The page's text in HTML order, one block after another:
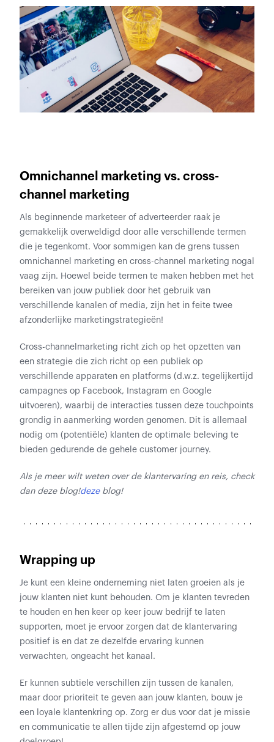
Omnichannel marketing vs. cross-
channel marketing
Als beginnende marketeer of adverteerder raak je
gemakkelijk overweldigd door alle verschillende termen
die je tegenkomt. Voor sommigen kan de grens tussen
omnichannel marketing en cross-channel marketing nogal
vaag zijn. Hoewel beide termen te maken hebben met het
bereiken van jouw publiek door het gebruik van
verschillende kanalen of media, zijn het in feite twee
afzonderlijke marketingstrategieën!
Cross-channelmarketing richt zich op het opzetten van
een strategie die zich richt op een publiek op
verschillende apparaten en platforms (d.w.z. tegelijkertijd
campagnes op Facebook, Instagram en Google
uitvoeren), waarbij de interacties tussen deze touchpoints
grondig in aanmerking worden genomen. Dit is allemaal
nodig om (potentiële) klanten de optimale beleving te
bieden gedurende de gehele customer journey.
Als je meer wilt weten over de klantervaring en reis, check
dan deze blog!dezeblog!
Wrapping up
Je kunt een kleine onderneming niet laten groeien als je
jouw klanten niet kunt behouden. Om je klanten tevreden
te houden en hen keer op keer jouw bedrijf te laten
supporten, moet je ervoor zorgen dat de klantervaring
positief is en dat ze dezelfde ervaring kunnen
verwachten, ongeacht het kanaal.
Er kunnen subtiele verschillen zijn tussen de kanalen,
maar door prioriteit te geven aan jouw klanten, bouw je
een loyale klantenkring op. Zorg er dus voor dat je missie
en communicatie te allen tijde zijn afgestemd op jouw